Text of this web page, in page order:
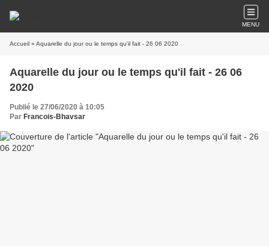
MENU
Accueil » Aquarelle du jour ou le temps qu'il fait - 26 06 2020
Aquarelle du jour ou le temps qu'il fait - 26 06
2020
Publié le 27/06/2020 à 10:05
Par Francois-Bhavsar